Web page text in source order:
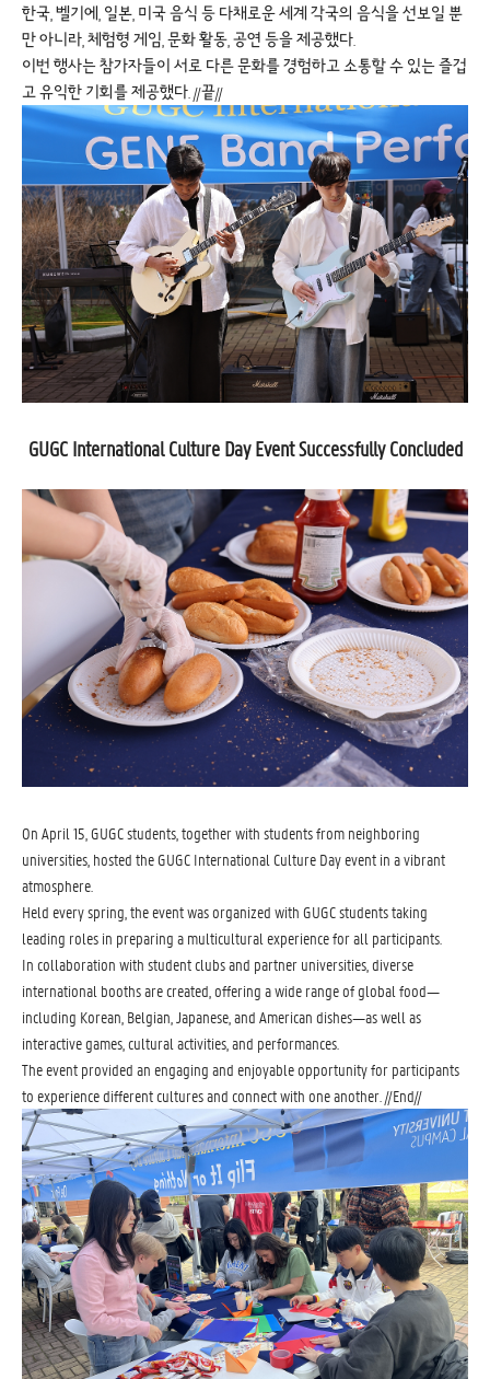
한국, 벨기에, 일본, 미국 음식 등 다채로운 세계 각국의 음식을 선보일 뿐
만 아니라, 체험형 게임, 문화 활동, 공연 등을 제공했다.
이번 행사는 참가자들이 서로 다른 문화를 경험하고 소통할 수 있는 즐겁
고 유익한 기회를 제공했다. //끝//
GUGC International Culture Day Event Successfully Concluded
On April 15, GUGC students, together with students from neighboring
universities, hosted the GUGC International Culture Day event in a vibrant
atmosphere.
Held every spring, the event was organized with GUGC students taking
leading roles in preparing a multicultural experience for all participants.
In collaboration with student clubs and partner universities, diverse
international booths are created, offering a wide range of global food—
including Korean, Belgian, Japanese, and American dishes—as well as
interactive games, cultural activities, and performances.
The event provided an engaging and enjoyable opportunity for participants
to experience different cultures and connect with one another. //End//